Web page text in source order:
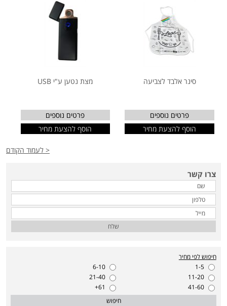
סינר אלבד לצביעה
פרטים נוספים
הוסף להצעת מחיר
מצת נטען ע"י USB
פרטים נוספים
הוסף להצעת מחיר
< לעמוד הקודם
צרו קשר
שלח
חיפוש לפי מחיר
1-5
6-10
11-20
21-40
41-60
61+
חיפוש